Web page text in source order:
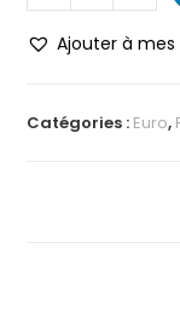
Ajouter à mes
Catégories : Euro,